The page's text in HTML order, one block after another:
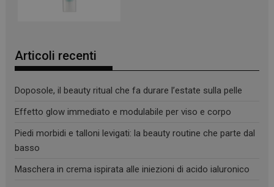
Articoli recenti
Doposole, il beauty ritual che fa durare l’estate sulla pelle
Effetto glow immediato e modulabile per viso e corpo
Piedi morbidi e talloni levigati: la beauty routine che parte dal
basso
Maschera in crema ispirata alle iniezioni di acido ialuronico